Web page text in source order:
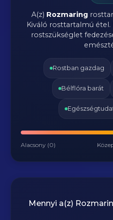
A(z) Rozmaring
Kiváló rosttartalmú étel.
rostszükséglet
Rostban gazdag
Bélflóra barát
Alacsony (0)
Mennyi a(z)